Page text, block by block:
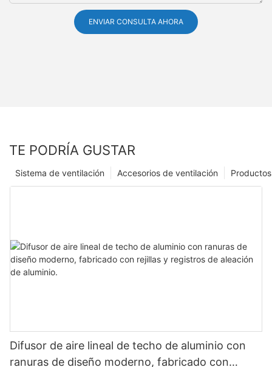
ENVIAR CONSULTA AHORA
TE PODRÍA GUSTAR
Productos
Accesorios de ventilación
Sistema de ventilación
Difusor de aire lineal de techo de aluminio con
ranuras de diseño moderno, fabricado con